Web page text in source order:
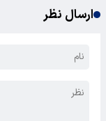
ارسال نظر